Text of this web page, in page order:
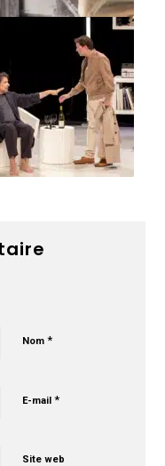
Nom*
E-mail*
Site web